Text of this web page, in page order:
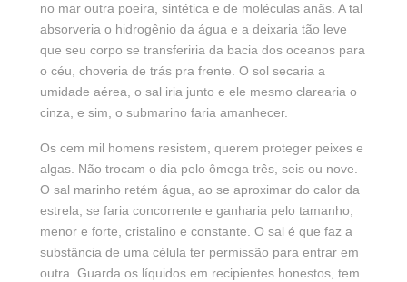
no mar outra poeira, sintética e de moléculas anãs. A tal
absorveria o hidrogênio da água e a deixaria tão leve
que seu corpo se transferiria da bacia dos oceanos para
o céu, choveria de trás pra frente. O sol secaria a
umidade aérea, o sal iria junto e ele mesmo clarearia o
cinza, e sim, o submarino faria amanhecer.
Os cem mil homens resistem, querem proteger peixes e
algas. Não trocam o dia pelo ômega três, seis ou nove.
O sal marinho retém água, ao se aproximar do calor da
estrela, se faria concorrente e ganharia pelo tamanho,
menor e forte, cristalino e constante. O sal é que faz a
substância de uma célula ter permissão para entrar em
outra. Guarda os líquidos em recipientes honestos, tem